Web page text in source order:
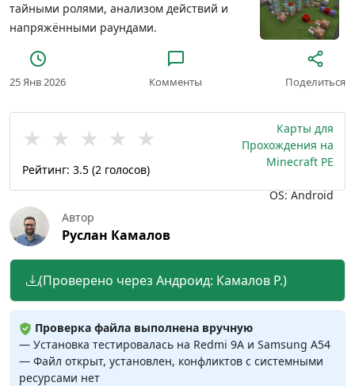
тайными ролями, анализом действий и
напряжёнными раундами.
25 Янв 2026 Комменты Поделиться
★ ★ ★ ★ ★
Рейтинг: 3.5 (2 голосов)
Карты для
Прохождения на
Minecraft PE
OS: Android
Автор
Руслан Камалов
(Проверено через Андроид: Камалов Р.)
Проверка файла выполнена вручную
— Установка тестировалась на Redmi 9A и Samsung A54
— Файл открыт, установлен, конфликтов с системными
ресурсами нет